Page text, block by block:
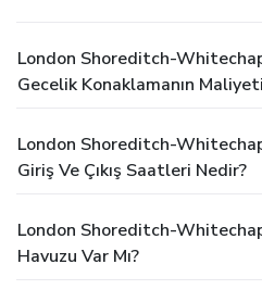
London Shoreditch-
Gecelik Konaklamanın
London Shoreditch-
Giriş Ve Çıkış Saatleri Nedir?
London Shoreditch-
Havuzu Var Mı?